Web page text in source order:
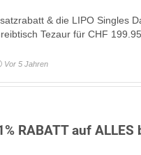
& die LIPO Singles
Tezaur für CHF 199.95.
Vor 5 Jahren
RABATT auf ALLES